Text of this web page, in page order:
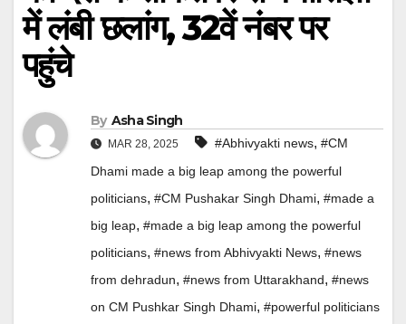
में लंबी छलांग, 32वें नंबर पर
पहुंचे
By Asha Singh
MAR 28, 2025 #Abhivyakti news, #CM
Dhami made a big leap among the powerful
politicians, #CM Pushakar Singh Dhami, #made a
big leap, #made a big leap among the powerful
politicians, #news from Abhivyakti News, #news
from dehradun, #news from Uttarakhand, #news
on CM Pushkar Singh Dhami, #powerful politicians